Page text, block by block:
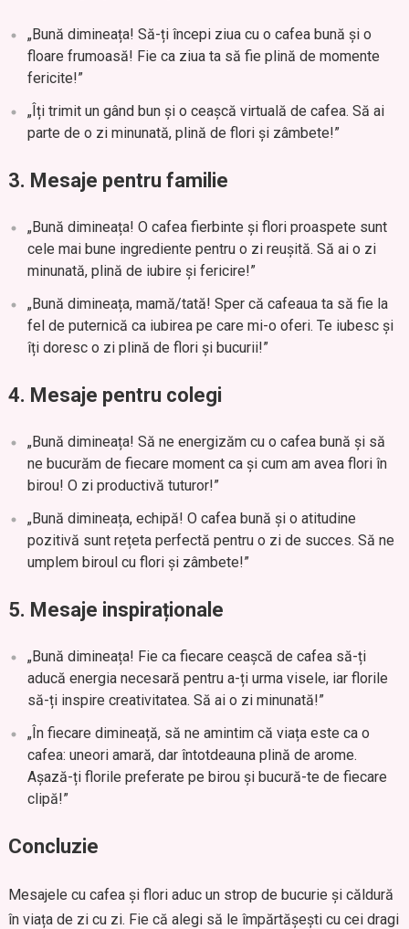
„Bună dimineața! Să-ți începi ziua cu o cafea bună și o
floare frumoasă! Fie ca ziua ta să fie plină de momente
fericite!”
„Îți trimit un gând bun și o ceașcă virtuală de cafea. Să ai
parte de o zi minunată, plină de flori și zâmbete!”
3. Mesaje pentru familie
„Bună dimineața! O cafea fierbinte și flori proaspete sunt
cele mai bune ingrediente pentru o zi reușită. Să ai o zi
minunată, plină de iubire și fericire!”
„Bună dimineața, mamă/tată! Sper că cafeaua ta să fie la
fel de puternică ca iubirea pe care mi-o oferi. Te iubesc și
îți doresc o zi plină de flori și bucurii!”
4. Mesaje pentru colegi
„Bună dimineața! Să ne energizăm cu o cafea bună și să
ne bucurăm de fiecare moment ca și cum am avea flori în
birou! O zi productivă tuturor!”
„Bună dimineața, echipă! O cafea bună și o atitudine
pozitivă sunt rețeta perfectă pentru o zi de succes. Să ne
umplem biroul cu flori și zâmbete!”
5. Mesaje inspiraționale
„Bună dimineața! Fie ca fiecare ceașcă de cafea să-ți
aducă energia necesară pentru a-ți urma visele, iar florile
să-ți inspire creativitatea. Să ai o zi minunată!”
„În fiecare dimineață, să ne amintim că viața este ca o
cafea: uneori amară, dar întotdeauna plină de arome.
Așază-ți florile preferate pe birou și bucură-te de fiecare
clipă!”
Concluzie
Mesajele cu cafea și flori aduc un strop de bucurie și căldură
în viața de zi cu zi. Fie că alegi să le împărtășești cu cei dragi